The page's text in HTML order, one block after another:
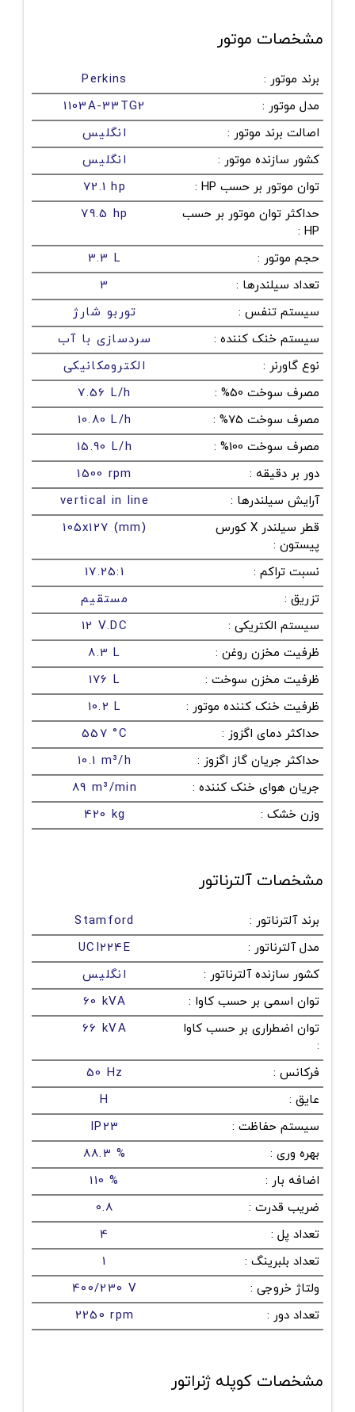
مشخصات موتور
برند موتور :
Perkins
مدل موتور :
1103A-33TG2
اصالت برند موتور :
انگلیس
کشور سازنده موتور :
انگلیس
توان موتور بر حسب HP
:
72.1 hp
حداکثر توان موتور بر حسب
HP
:
79.5 hp
حجم موتور :
3.3 L
تعداد سیلندرها :
3
سیستم تنفس :
توربو شارژ
سیستم خنک کننده :
سردسازی با آب
نوع گاورنر :
الکترومکانیکی
مصرف سوخت 50%
:
7.56 L/h
مصرف سوخت 75%
:
10.80 L/h
مصرف سوخت 100%
:
15.90 L/h
دور بر دقیقه :
1500 rpm
آرایش سیلندرها :
vertical in line
قطر سیلندر X کورس
پیستون :
105x127 (mm)
نسبت تراکم :
17.25:1
تزریق :
مستقیم
سیستم الکتریکی :
12 V.DC
ظرفیت مخزن روغن :
8.3 L
ظرفیت مخزن سوخت :
176 L
ظرفیت خنک کننده موتور :
10.2 L
حداکثر دمای اگزوز :
557 °C
حداکثر جریان گاز اگزوز :
10.1 m³/h
جریان هوای خنک کننده :
89 m³/min
وزن خشک :
420 kg
مشخصات آلترناتور
برند آلترناتور :
Stamford
مدل آلترناتور :
UCI224E
کشور سازنده آلترناتور :
انگلیس
توان اسمی بر حسب کاوا :
60 kVA
توان اضطراری بر حسب کاوا
:
66 kVA
فرکانس :
50 Hz
عایق :
H
سیستم حفاظت :
IP23
بهره وری :
88.3 %
اضافه بار :
110 %
ضریب قدرت :
0.8
تعداد پل :
4
تعداد بلبرینگ :
1
ولتاژ خروجی :
400/230 V
تعداد دور :
2250 rpm
مشخصات کوپله ژنراتور